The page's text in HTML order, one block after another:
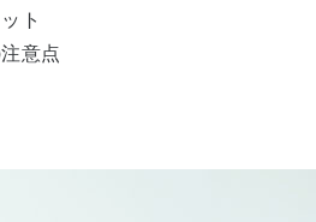
ト
意点